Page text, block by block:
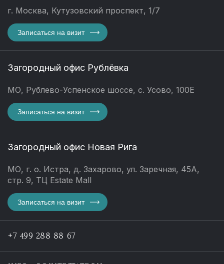
г. Москва, Кутузовский проспект, 1/7
Записаться на визит
Загородный офис Рублёвка
МО, Рублево-Успенское шоссе, с. Усово, 100Е
Записаться на визит
Загородный офис Новая Рига
МО, г. о. Истра, д. Захарово, ул. Заречная, 45А,
стр. 9, ТЦ Estate Mall
Записаться на визит
+7 499 288 88 67